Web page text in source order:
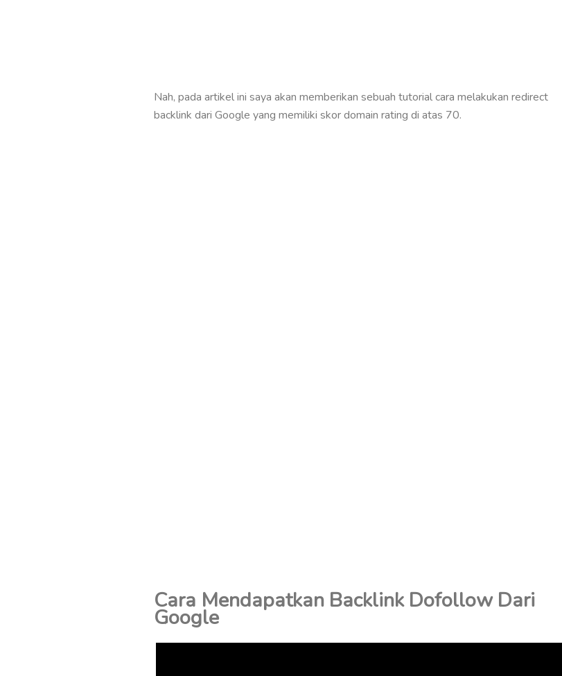
Nah, pada artikel ini saya akan memberikan sebuah tutorial cara melakukan redirect
backlink dari Google yang memiliki skor domain rating di atas 70.
Cara Mendapatkan Backlink Dofollow Dari
Google